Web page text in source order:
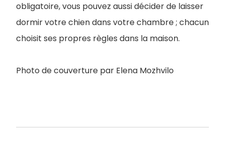
obligatoire, vous pouvez aussi décider de laisser
dormir votre chien dans votre chambre ; chacun
choisit ses propres règles dans la maison.
Photo de couverture par Elena Mozhvilo